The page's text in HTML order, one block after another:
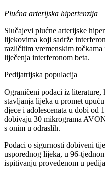
Plućna arterijska hipertenzija
Slučajevi plućne arterijske
lijekovima koji sadrže
različitim vremenskim
liječenja interferonom beta.
Pedijatrijska populacija
Ograničeni podaci iz
stavljanja lijeka u promet
djece i adolescenata u dobi od
dobivaju 30 mikrograma
s onim u odraslih.
Podaci o sigurnosti dobiveni
usporednog lijeka, u 96-
ispitivanju provedenom u